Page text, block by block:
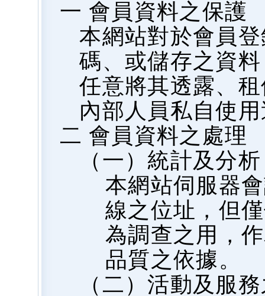
一 會員資料之保護
本網站對於會員
碼、或儲存之資
任意將其透露、
內部人員私自使
二 會員資料之處理
（一）統計及分析
本網站伺服器
線之位址，但
為調查之用，
品質之依據。
（二）活動及服